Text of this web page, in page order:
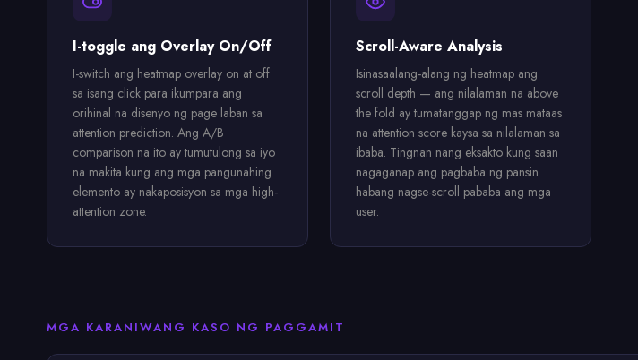
I-toggle ang Overlay On/Off
I-switch ang heatmap overlay on at off
sa isang click para ikumpara ang
orihinal na disenyo ng page laban sa
attention prediction. Ang A/B
comparison na ito ay tumutulong sa iyo
na makita kung ang mga pangunahing
elemento ay nakaposisyon sa mga high-
attention zone.
Scroll-Aware Analysis
Isinasaalang-alang ng heatmap ang
scroll depth — ang nilalaman na above
the fold ay tumatanggap ng mas mataas
na attention score kaysa sa nilalaman sa
ibaba. Tingnan nang eksakto kung saan
nagaganap ang pagbaba ng pansin
habang nagse-scroll pababa ang mga
user.
MGA KARANIWANG KASO NG PAGGAMIT